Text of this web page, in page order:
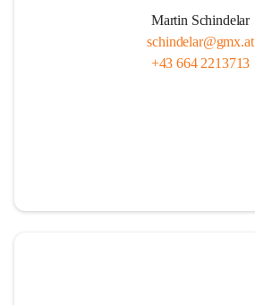
Martin Schindelar
schindelar@gmx.at
+43 664 2213713